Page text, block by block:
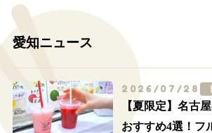
愛知ニュース
2026/07/28
【夏限定】名古
おすすめ4選！フ